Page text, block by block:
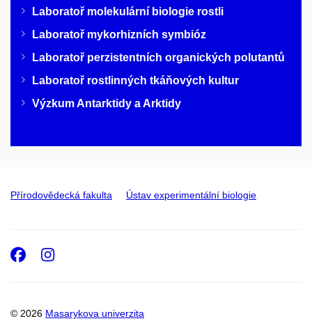
Laboratoř molekulární biologie rostli
Laboratoř mykorhizních symbióz
Laboratoř perzistentních organických polutantů
Laboratoř rostlinných tkáňových kultur
Výzkum Antarktidy a Arktidy
Přírodovědecká fakulta Ústav experimentální biologie
© 2026 Masarykova univerzita
Facebook
Instagram